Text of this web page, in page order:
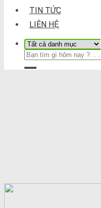
TIN TỨC
LIÊN HỆ